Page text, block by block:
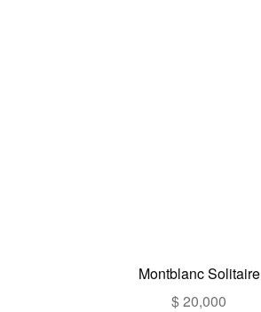
Montblanc Solitaire
$20,000